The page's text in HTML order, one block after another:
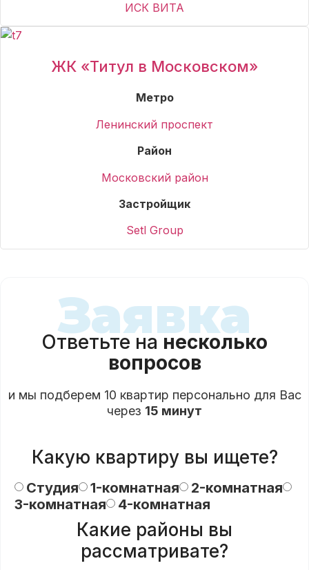
ИСК ВИТА
ЖК «Титул в Московском»
Метро
Ленинский проспект
Район
Московский район
Застройщик
Setl Group
Заявка
Ответьте на несколько
вопросов
и мы подберем 10 квартир персонально для Вас
через 15 минут
Какую квартиру вы ищете?
Студия 1-комнатная
2-комнатная
3-комнатная
4-комнатная
Какие районы вы
рассматривате?